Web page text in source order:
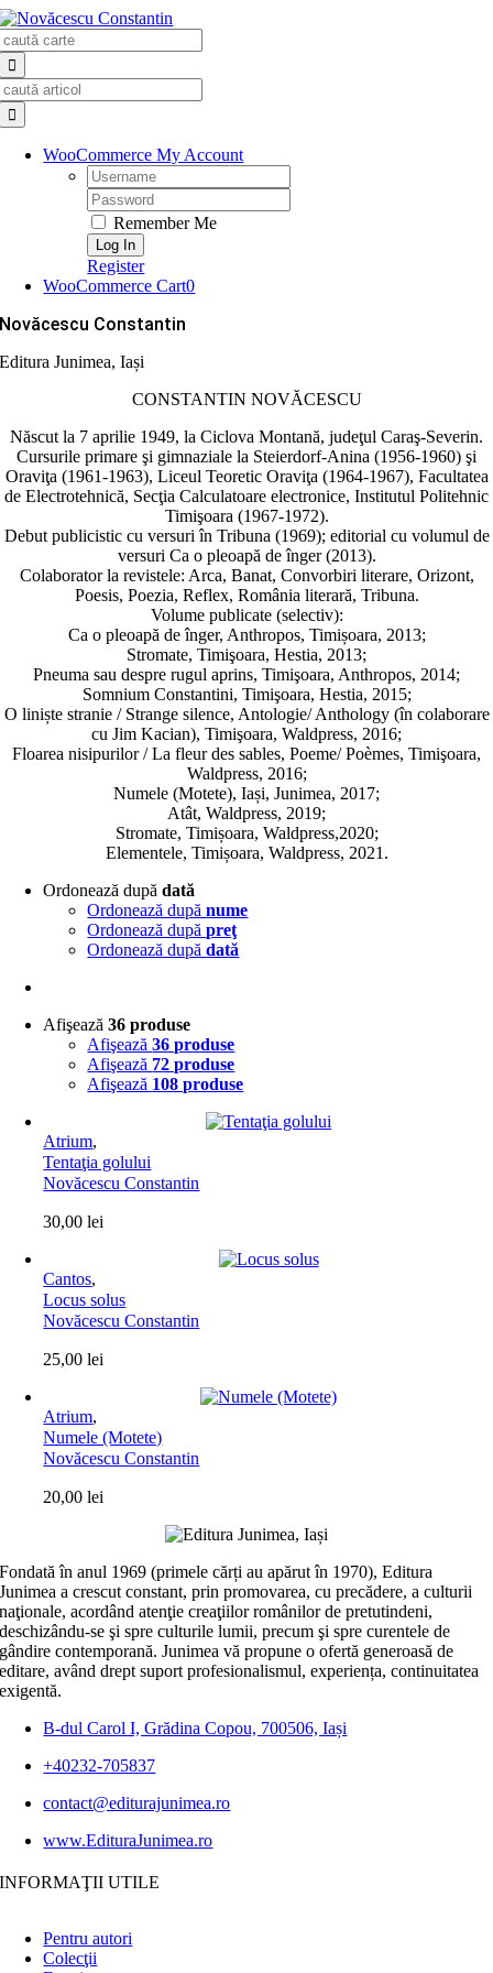
Skip
to
content
WooCommerce My Account
Username:
Password:
Remember Me
Register
WooCommerce Cart0
Novăcescu Constantin
Editura Junimea, Iași
CONSTANTIN NOVĂCESCU
Născut la 7 aprilie 1949, la Ciclova Montană, judeţul Caraş-Severin.
Cursurile primare şi gimnaziale la Steierdorf-Anina (1956-1960) şi
Oraviţa (1961-1963), Liceul Teoretic Oraviţa (1964-1967), Facultatea
de Electrotehnică, Secţia Calculatoare electronice, Institutul Politehnic
Timişoara (1967-1972).
Debut publicistic cu versuri în Tribuna (1969); editorial cu volumul de
versuri Ca o pleoapă de înger (2013).
Colaborator la revistele: Arca, Banat, Convorbiri literare, Orizont,
Poesis, Poezia, Reflex, România literară, Tribuna.
Volume publicate (selectiv):
Ca o pleoapă de înger, Anthropos, Timișoara, 2013;
Stromate, Timişoara, Hestia, 2013;
Pneuma sau despre rugul aprins, Timişoara, Anthropos, 2014;
Somnium Constantini, Timişoara, Hestia, 2015;
O liniște stranie / Strange silence, Antologie/ Anthology (în colaborare
cu Jim Kacian), Timişoara, Waldpress, 2016;
Floarea nisipurilor / La fleur des sables, Poeme/ Poèmes, Timişoara,
Waldpress, 2016;
Numele (Motete), Iași, Junimea, 2017;
Atât, Waldpress, 2019;
Stromate, Timișoara, Waldpress,2020;
Elementele, Timișoara, Waldpress, 2021.
Ordonează dupădată
Ordonează dupănume
Ordonează dupăpreţ
Ordonează dupădată
Afişează36 produse
Afişează36 produse
Afişează 72 produse
Afişează 108 produse
Atrium,
Tentaţia golului
Novăcescu Constantin
30,00lei
Cantos,
Locus solus
Novăcescu Constantin
25,00lei
Atrium,
Numele (Motete)
Novăcescu Constantin
20,00lei
Fondată în anul 1969 (primele cărți au apărut în 1970), Editura
Junimea a crescut constant, prin promovarea, cu precădere, a culturii
naţionale, acordând atenţie creaţiilor românilor de pretutindeni,
deschizându-se şi spre culturile lumii, precum şi spre curentele de
gândire contemporană. Junimea vă propune o ofertă generoasă de
editare, având drept suport profesionalismul, experiența, continuitatea
exigentă.
B-dul Carol I, Grădina Copou, 700506, Iași
+40232-705837
contact@editurajunimea.ro
www.EdituraJunimea.ro
INFORMAŢII UTILE
Pentru autori
Colecţii